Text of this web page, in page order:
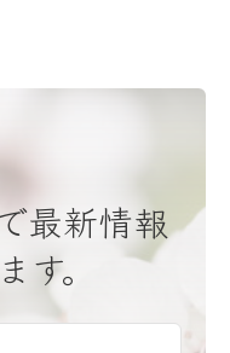
最新情報
す。